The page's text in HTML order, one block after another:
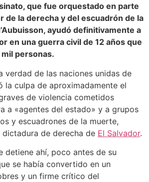
que fue orquestado en parte
de la derecha y del escuadrón de la
ayudó definitivamente a
en una guerra civil de 12 años que
personas.
verdad de las naciones unidas de
la culpa de aproximadamente el
de violencia cometidos
a «agentes del estado» y a grupos
y escuadrones de la muerte,
de derecha de El Salvador.
detiene ahí, poco antes de su
se había convertido en un
y un firme crítico del